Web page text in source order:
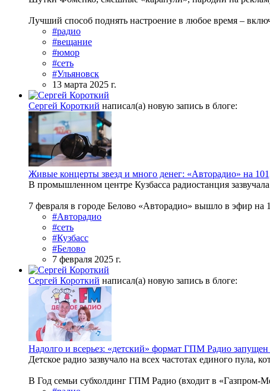
Лучший способ поднять настроение в любое время –
#радио
#вещание
#юмор
#сеть
#Ульяновск
13 марта 2025 г.
Сергей Короткий написал(а) новую запись в блоге:
Живые концерты звезд и много денег: «Авторадио» на
В промышленном центре Кузбасса радиостанция
7 февраля в городе Белово «Авторадио» вышло в эфир
#Авторадио
#сеть
#Кузбасс
#Белово
7 февраля 2025 г.
Сергей Короткий написал(а) новую запись в блоге:
Надолго и всерьез: «детский» формат ГПМ Радио запущен
Детское радио зазвучало на всех частотах единого пула,
В Год семьи субхолдинг ГПМ Радио (входит в «Газпром-